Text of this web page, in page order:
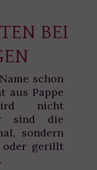
BEI
schon
aus Pappe
nicht
sind die
sondern
oder gerillt